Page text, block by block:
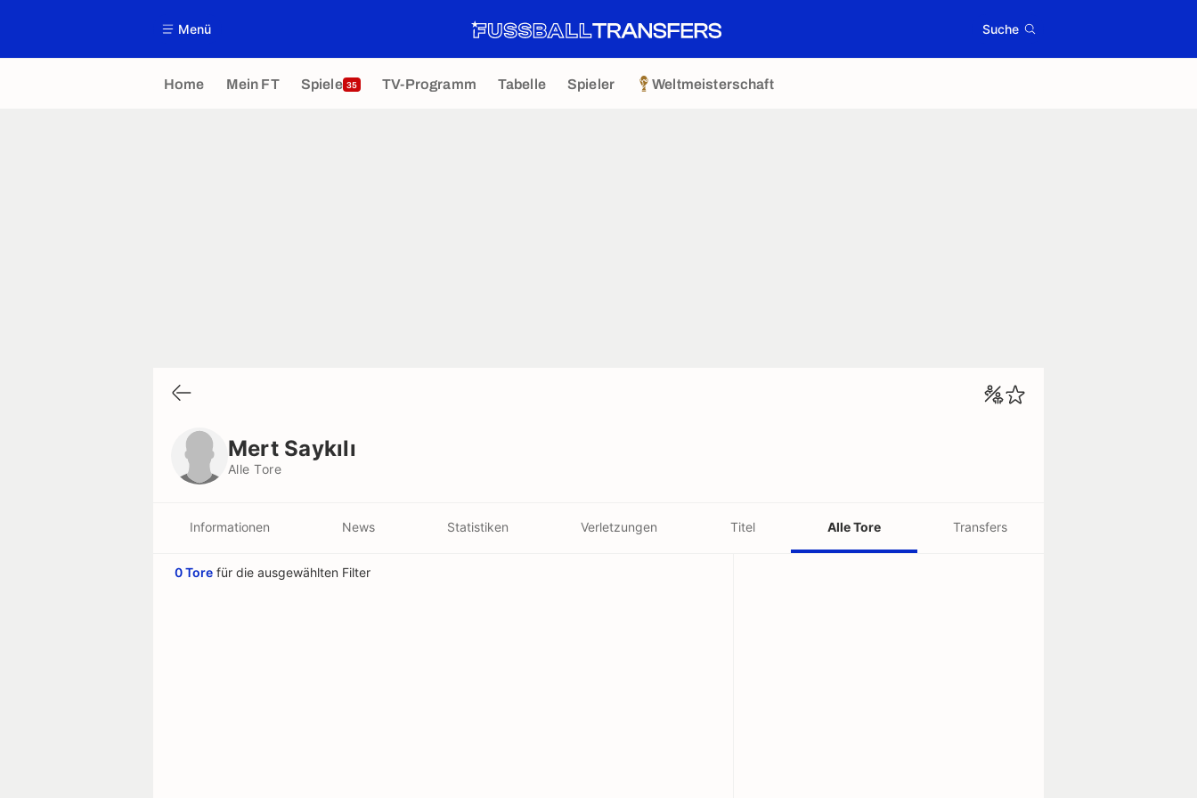
Menü Suche
Home Mein FT Spiele 35 TV-Programm Tabelle Spieler Weltmeisterschaft
Mert Saykılı
Alle Tore
Informationen News Statistiken Verletzungen Titel Alle Tore Transfers
0 Tore für die ausgewählten Filter